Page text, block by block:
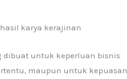
karya kerajinan
dibuat untuk keperluan bisnis
maupun untuk kepuasan